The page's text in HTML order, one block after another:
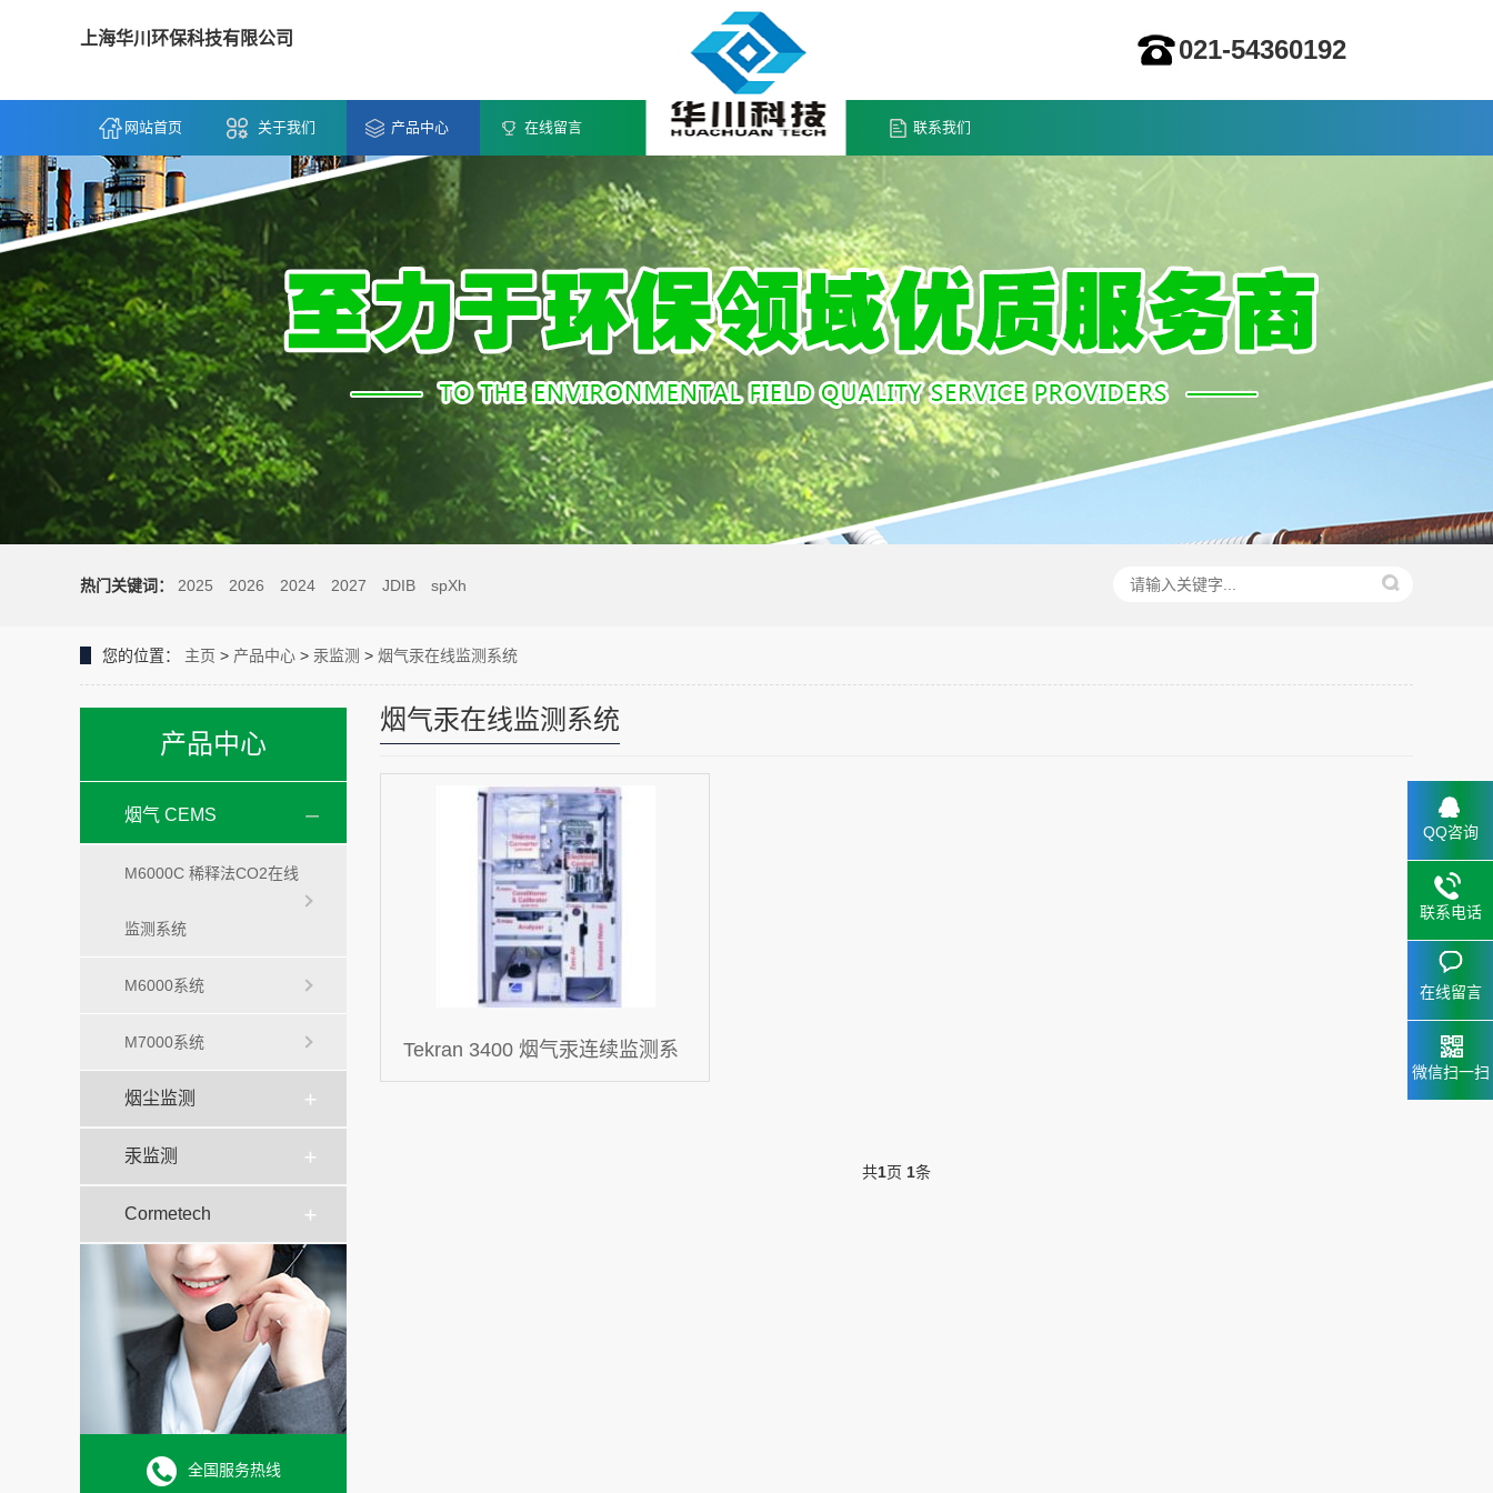
上海华川环保科技有限公司 021-54360192
网站首页 关于我们 产品中心 在线留言 联系我们
热门关键词： 2025 2026 2024 2027 JDIB spXh
您的位置： 主页 > 产品中心 > 汞监测 > 烟气汞在线监测系统
产品中心
烟气 CEMS
M6000C 稀释法CO2在线
监测系统
M6000系统
M7000系统
烟尘监测
汞监测
Cormetech
全国服务热线
烟气汞在线监测系统
Tekran 3400 烟气汞连续监测系
共1页 1条
QQ咨询
联系电话
在线留言
微信扫一扫